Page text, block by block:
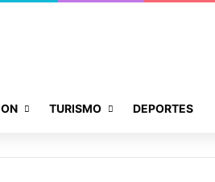
TURISMO DEPORTES